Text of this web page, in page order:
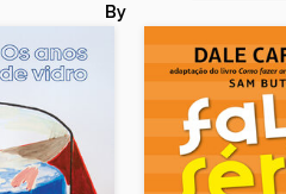
By